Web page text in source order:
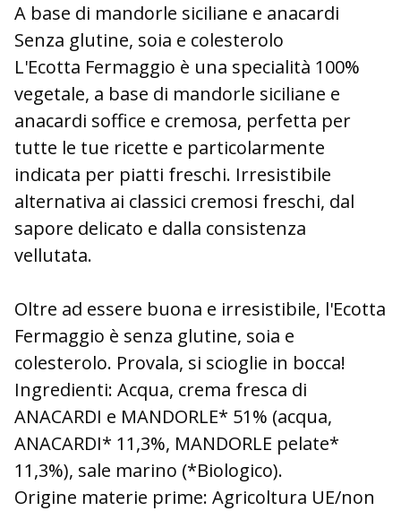
A base di mandorle siciliane e anacardi
Senza glutine, soia e colesterolo
L'Ecotta Fermaggio è una specialità 100%
vegetale, a base di mandorle siciliane e
anacardi soffice e cremosa, perfetta per
tutte le tue ricette e particolarmente
indicata per piatti freschi. Irresistibile
alternativa ai classici cremosi freschi, dal
sapore delicato e dalla consistenza
vellutata.
Oltre ad essere buona e irresistibile, l'Ecotta
Fermaggio è senza glutine, soia e
colesterolo. Provala, si scioglie in bocca!
Ingredienti: Acqua, crema fresca di
ANACARDI e MANDORLE* 51% (acqua,
ANACARDI* 11,3%, MANDORLE pelate*
11,3%), sale marino (*Biologico).
Origine materie prime: Agricoltura UE/non